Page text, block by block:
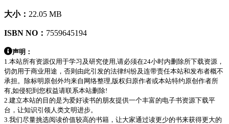
大小： 22.05 MB
ISBN NO： 7559645194
声明：
1.本站所有资源仅用于学习及研究使用,请必须在24小时内删除所下载资源，
切勿用于商业用途，否则由此引发的法律纠纷及连带责任本站和发布者概不
承担。除标明原创外均来自网络整理,版权归原作者或本站特约原创作者所
有,如侵犯到您权益请联系本站删除!
2.建立本站的目的是为爱好读书的朋友提供一个丰富的电子书资源下载平
台，让知识引领人类文明进步。
3.我们尽量挑选阅读价值较高的书籍，让大家通过读更少的书来获得更大的